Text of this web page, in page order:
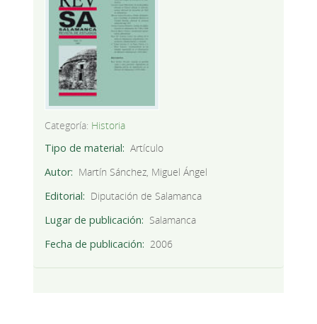
Categoría: Historia
Tipo de material
Artículo
Autor
Martín Sánchez, Miguel Ángel
Editorial
Diputación de Salamanca
Lugar de publicación
Salamanca
Fecha de publicación
2006